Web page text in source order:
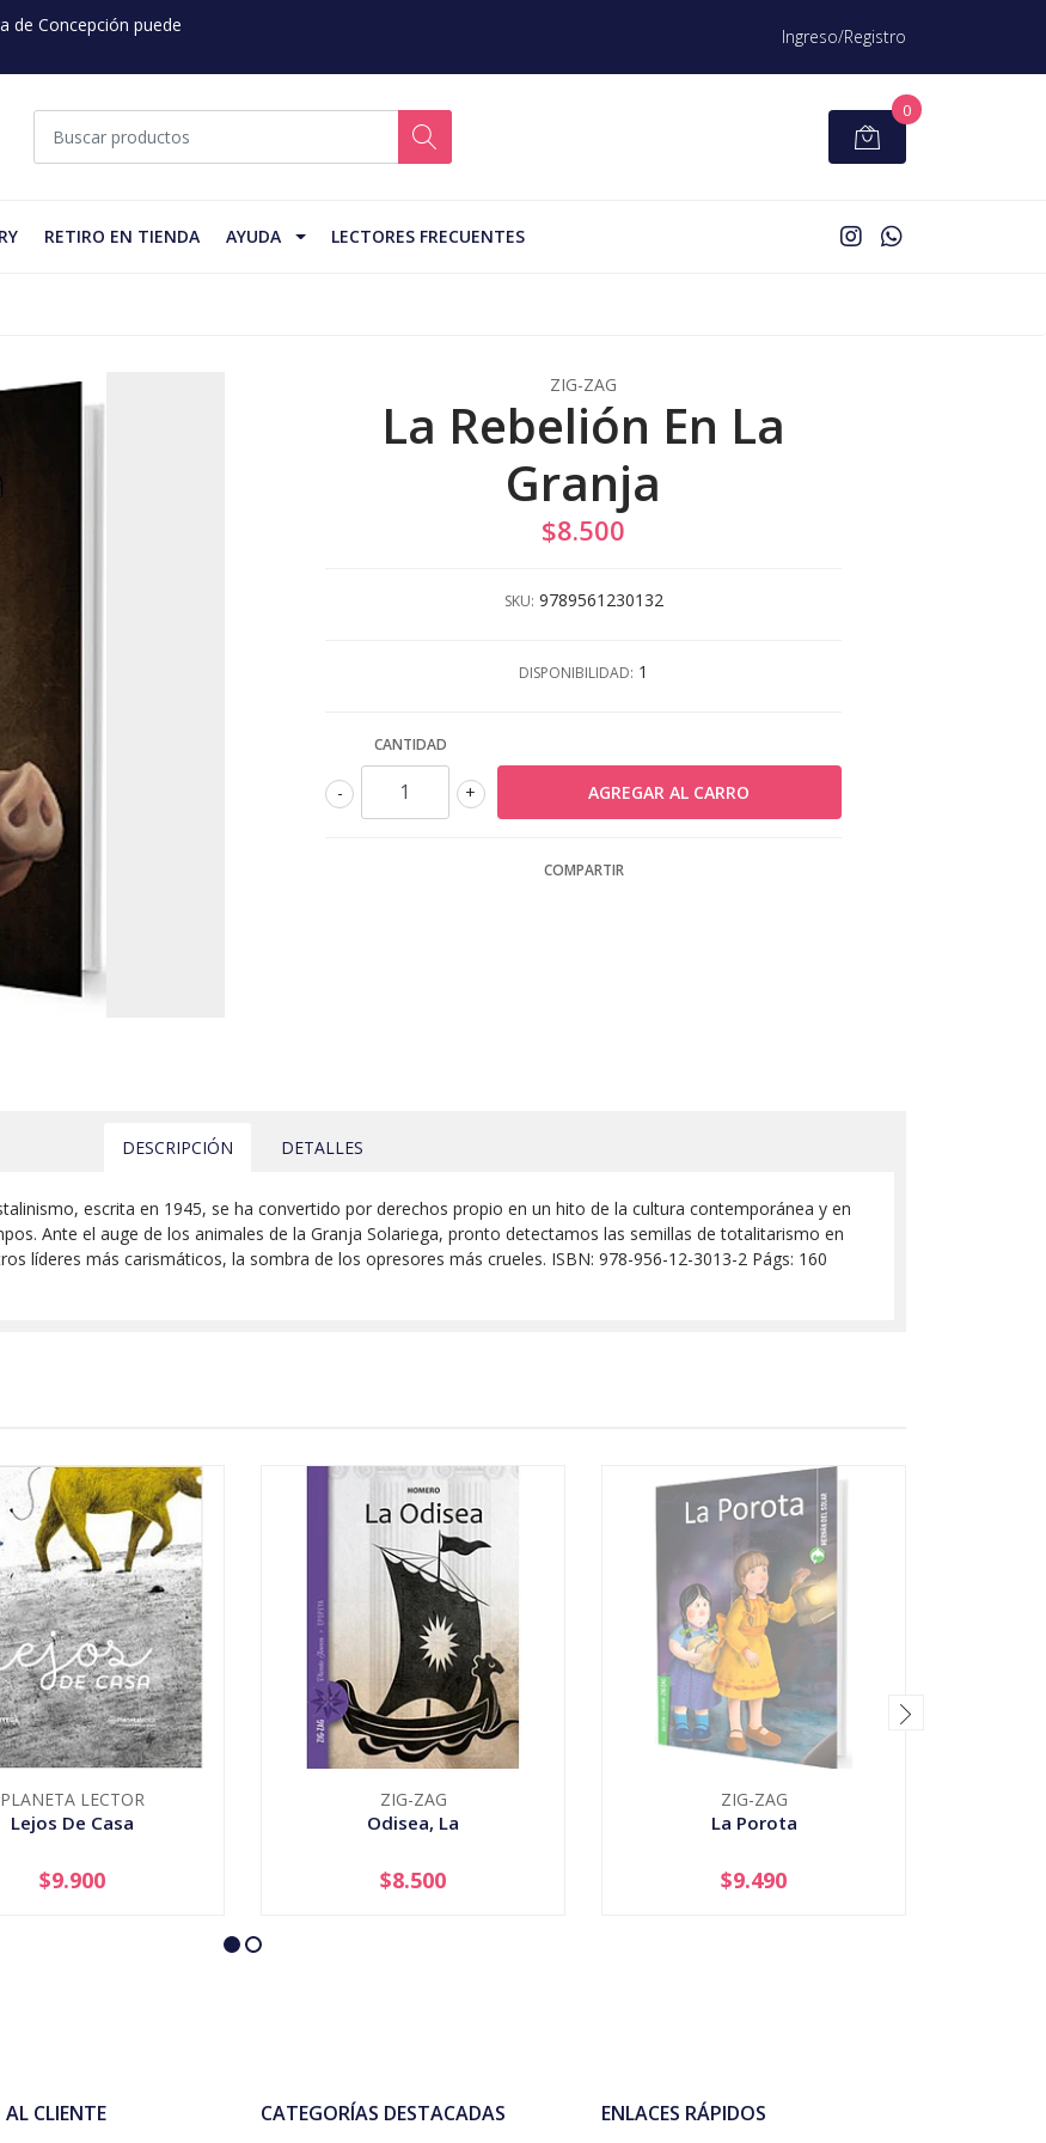
de Concepción puede
Ingreso/Registro
0
RETIRO EN TIENDA AYUDA LECTORES FRECUENTES
ZIG-ZAG
La Rebelión En La
Granja
$8.500
SKU: 9789561230132
DISPONIBILIDAD: 1
CANTIDAD
+
-
COMPARTIR
DESCRIPCIÓN DETALLES
escrita en 1945, se ha convertido por derechos propio en un hito de la cultura contemporánea y en
Ante el auge de los animales de la Granja Solariega, pronto detectamos las semillas de totalitarismo en
líderes más carismáticos, la sombra de los opresores más crueles. ISBN: 978-956-12-3013-2 Págs: 160
PLANETA LECTOR
Lejos De Casa
+
$9.900
ZIG-ZAG
Odisea, La
+
$8.500
ZIG-ZAG
La Porota
AGOTADO
$9.490
AL CLIENTE CATEGORÍAS DESTACADAS ENLACES RÁPIDOS